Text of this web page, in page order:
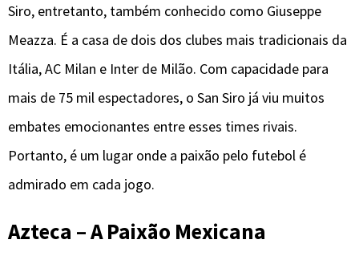
Siro, entretanto, também conhecido como Giuseppe
Meazza. É a casa de dois dos clubes mais tradicionais da
Itália, AC Milan e Inter de Milão. Com capacidade para
mais de 75 mil espectadores, o San Siro já viu muitos
embates emocionantes entre esses times rivais.
Portanto, é um lugar onde a paixão pelo futebol é
admirado em cada jogo.
Azteca – A Paixão Mexicana